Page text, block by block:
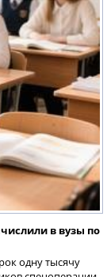
в вузы по
одну тысячу